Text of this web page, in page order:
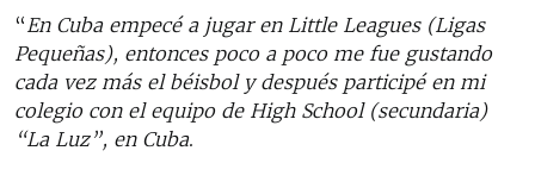
“ En Cuba empecé a jugar en Little Leagues (Ligas
Pequeñas), entonces poco a poco me fue gustando
cada vez más el béisbol y después participé en mi
colegio con el equipo de High School (secundaria)
“La Luz”, en Cuba.